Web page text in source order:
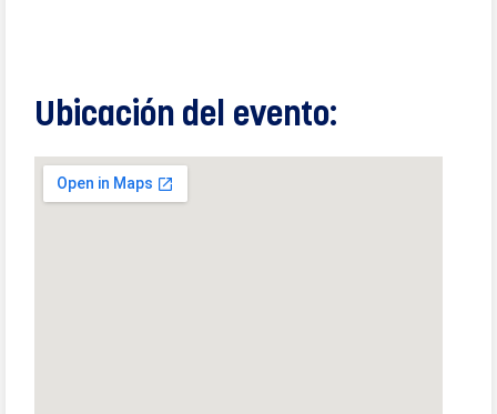
Ubicación del evento: